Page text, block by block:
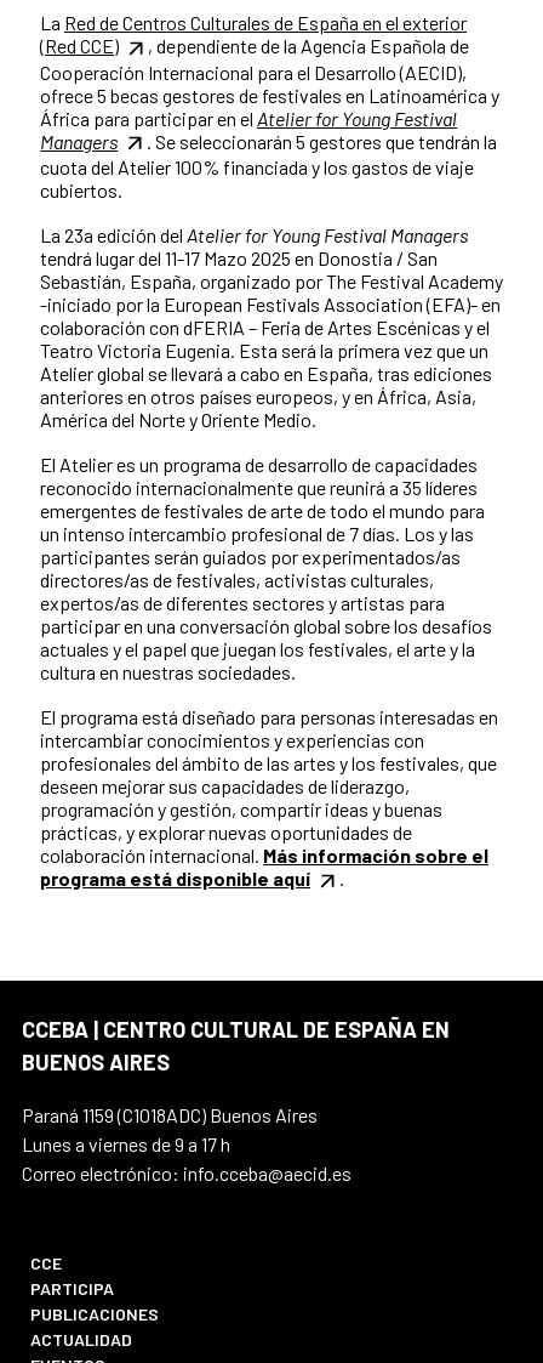
La Red de Centros Culturales de España en el exterior
(Red CCE)
, dependiente de la Agencia Española de
Cooperación Internacional para el Desarrollo (AECID),
ofrece 5 becas gestores de festivales en Latinoamérica y
África para participar en el Atelier for Young Festival
Managers
. Se seleccionarán 5 gestores que tendrán la
cuota del Atelier 100% financiada y los gastos de viaje
cubiertos.
La 23a edición del Atelier for Young Festival Managers
tendrá lugar del 11-17 Mazo 2025 en Donostia / San
Sebastián, España, organizado por The Festival Academy
-iniciado por la European Festivals Association (EFA)- en
colaboración con dFERIA – Feria de Artes Escénicas y el
Teatro Victoria Eugenia. Esta será la primera vez que un
Atelier global se llevará a cabo en España, tras ediciones
anteriores en otros países europeos, y en África, Asia,
América del Norte y Oriente Medio.
El Atelier es un programa de desarrollo de capacidades
reconocido internacionalmente que reunirá a 35 líderes
emergentes de festivales de arte de todo el mundo para
un intenso intercambio profesional de 7 días. Los y las
participantes serán guiados por experimentados/as
directores/as de festivales, activistas culturales,
expertos/as de diferentes sectores y artistas para
participar en una conversación global sobre los desafíos
actuales y el papel que juegan los festivales, el arte y la
cultura en nuestras sociedades.
El programa está diseñado para personas interesadas en
intercambiar conocimientos y experiencias con
profesionales del ámbito de las artes y los festivales, que
deseen mejorar sus capacidades de liderazgo,
programación y gestión, compartir ideas y buenas
prácticas, y explorar nuevas oportunidades de
colaboración internacional. Más información sobre el
programa está disponible aquí
.
CCEBA | CENTRO CULTURAL DE ESPAÑA EN
BUENOS AIRES
Paraná 1159 (C1018ADC) Buenos Aires
Lunes a viernes de 9 a 17 h
Correo electrónico: info.cceba@aecid.es
CCE
PARTICIPA
PUBLICACIONES
ACTUALIDAD